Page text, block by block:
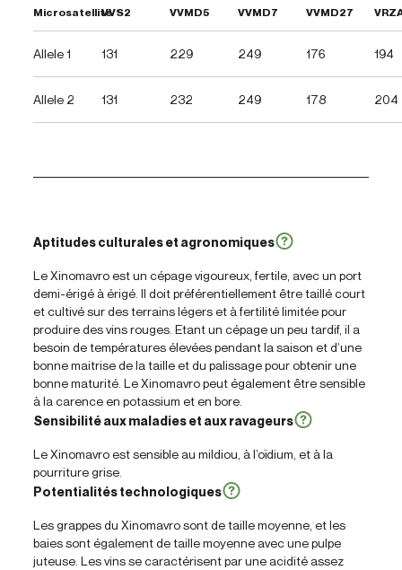
MicrosatelliteVVS2 VVMD5 VVMD7 VVMD27
Allele 1 131 229 249 176 194
Allele 2 131 232 249 178 204
Aptitudes culturales et agronomiques
Le Xinomavro est un cépage vigoureux, fertile, avec un port
demi-érigé à érigé. Il doit préférentiellement être taillé court
et cultivé sur des terrains légers et à fertilité limitée pour
produire des vins rouges. Etant un cépage un peu tardif, il a
besoin de températures élevées pendant la saison et d’une
bonne maitrise de la taille et du palissage pour obtenir une
bonne maturité. Le Xinomavro peut également être sensible
à la carence en potassium et en bore.
Sensibilité aux maladies et aux ravageurs
Le Xinomavro est sensible au mildiou, à l’oïdium, et à la
pourriture grise.
Potentialités technologiques
Les grappes du Xinomavro sont de taille moyenne, et les
baies sont également de taille moyenne avec une pulpe
juteuse. Les vins se caractérisent par une acidité assez